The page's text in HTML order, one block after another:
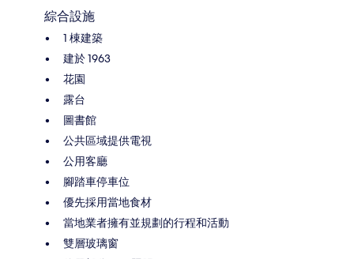
綜合設施
1 棟建築
建於 1963
花園
露台
圖書館
公共區域提供電視
公用客廳
腳踏車停車位
優先採用當地食材
當地業者擁有並規劃的行程和活動
雙層玻璃窗